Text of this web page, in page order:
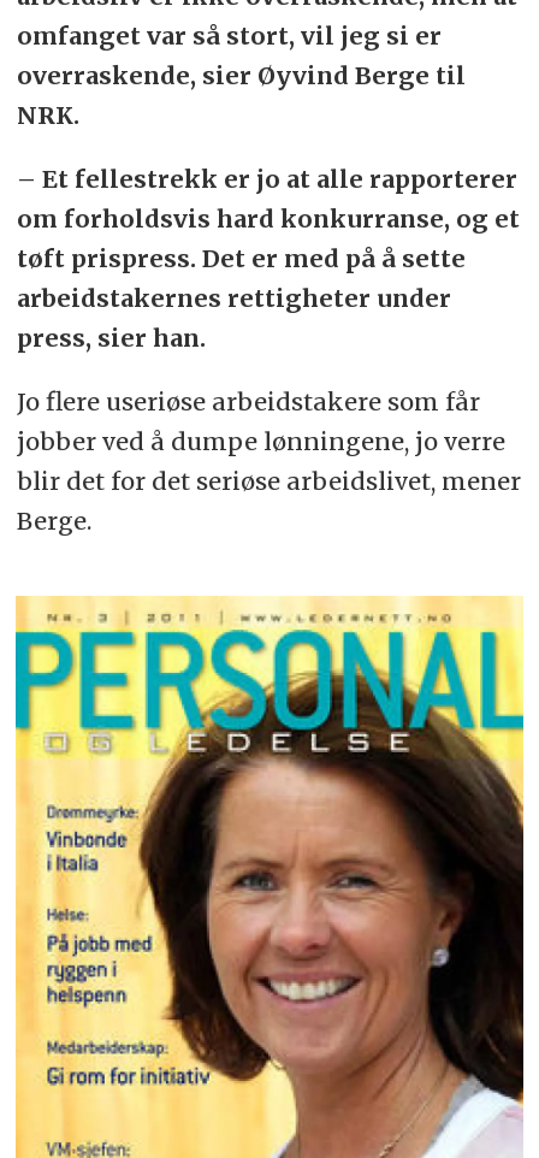
omfanget var så stort, vil jeg si er
overraskende, sier Øyvind Berge til
NRK.
– Et fellestrekk er jo at alle rapporterer
om forholdsvis hard konkurranse, og et
tøft prispress. Det er med på å sette
arbeidstakernes rettigheter under
press, sier han.
Jo flere useriøse arbeidstakere som får
jobber ved å dumpe lønningene, jo verre
blir det for det seriøse arbeidslivet, mener
Berge.